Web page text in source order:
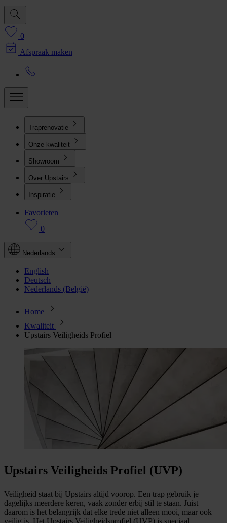
0
Afspraak maken
Traprenovatie
Onze kwaliteit
Showroom
Over Upstairs
Inspiratie
Favorieten
0
Nederlands
English
Deutsch
Nederlands (België)
Home
Kwaliteit
Upstairs Veiligheids Profiel
Upstairs Veiligheids Profiel (UVP)
Veiligheid staat bij Upstairs altijd voorop. Een trap gebruik je
dagelijks meerdere keren, vaak zonder erbij stil te staan. Juist
daarom is het belangrijk dat elke trede niet alleen mooi, maar ook
veilig is. Het Upstairs Veiligheidsprofiel (UVP) is speciaal